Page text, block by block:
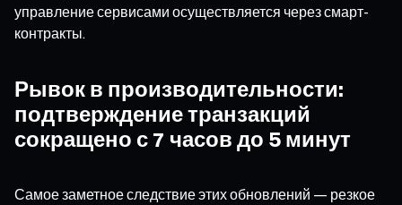
управление сервисами осуществляется через смарт-
контракты.
Рывок в производительности:
подтверждение транзакций
сокращено с 7 часов до 5 минут
Самое заметное следствие этих обновлений — резкое